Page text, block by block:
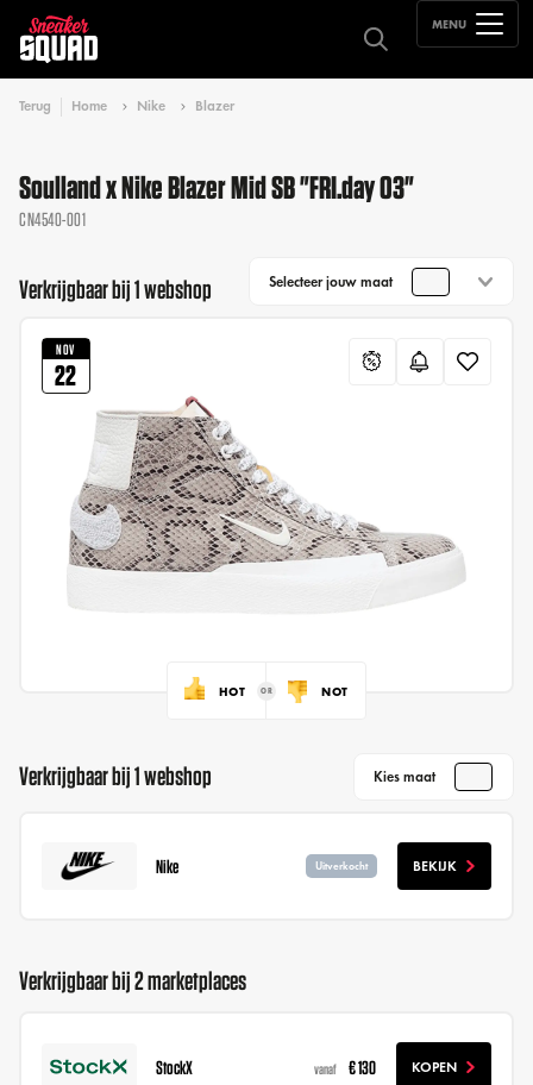
MENU
Terug Home Nike Blazer
Soulland x Nike Blazer Mid SB "FRI.day 03"
CN4540-001
Verkrijgbaar bij 1 webshop Selecteer jouw maat
NOV
22
HOT NOT
Verkrijgbaar bij 1 webshop Kies maat
Nike Uitverkocht BEKIJK
Verkrijgbaar bij 2 marketplaces
StockX vanaf € 130 KOPEN